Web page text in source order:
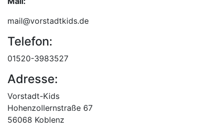
mail@vorstadtkids.de
Telefon:
01520-3983527
Adresse:
Vorstadt-Kids
Hohenzollernstraße 67
56068 Koblenz